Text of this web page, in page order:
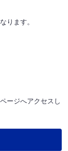
ります。
ージへアクセスし